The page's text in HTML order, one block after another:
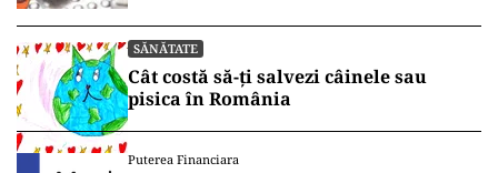
SĂNĂTATE
Cât costă să-ți salvezi câinele sau
pisica în România
Puterea Financiara